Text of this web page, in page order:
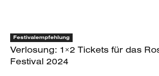
Festivalempfehlung
Verlosung: 1×2 Tickets für das
Festival 2024